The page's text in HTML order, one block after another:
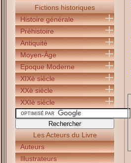
Fictions historiques
Histoire générale
Préhistoire
Antiquité
Moyen-Âge
Epoque Moderne
XIXè siècle
XXè siècle
XXIè siècle
Les Acteurs du Livre
Auteurs
Illustrateurs